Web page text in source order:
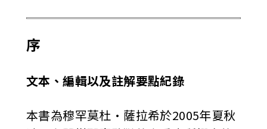
序
文本、編輯以及註解要點紀錄
本書為穆罕莫杜•薩拉希於2005年夏秋